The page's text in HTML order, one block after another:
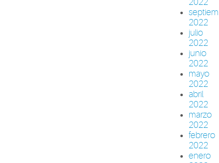
2022
julio
2022
junio
2022
mayo
2022
abril
2022
marzo
2022
febrero
2022
enero